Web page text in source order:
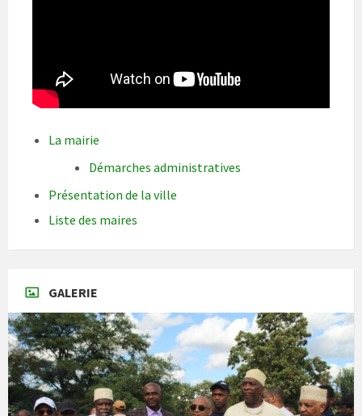
La mairie
Démarches administratives
Présentation de la ville
Liste des maires
GALERIE